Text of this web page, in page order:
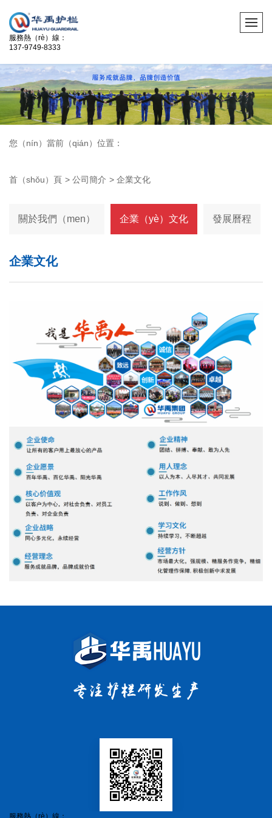
服務熱（rè）線：
137-9749-8333
您（nín）當前（qián）位置：
首（shǒu）頁 > 公司簡介 > 企業文化
關於我們（men） 企業（yè）文化 發展曆程
企業文化
服務熱（rè）線：